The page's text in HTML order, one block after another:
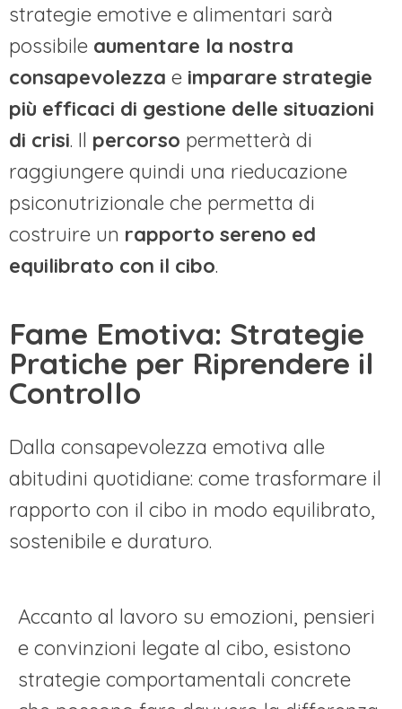
strategie emotive e alimentari sarà
possibile aumentare la nostra
consapevolezza e imparare strategie
più efficaci di gestione delle situazioni
di crisi. Il percorso permetterà di
raggiungere quindi una rieducazione
psiconutrizionale che permetta di
costruire un rapporto sereno ed
equilibrato con il cibo.
Fame Emotiva: Strategie
Pratiche per Riprendere il
Controllo
Dalla consapevolezza emotiva alle
abitudini quotidiane: come trasformare il
rapporto con il cibo in modo equilibrato,
sostenibile e duraturo.
Accanto al lavoro su emozioni, pensieri
e convinzioni legate al cibo, esistono
strategie comportamentali concrete